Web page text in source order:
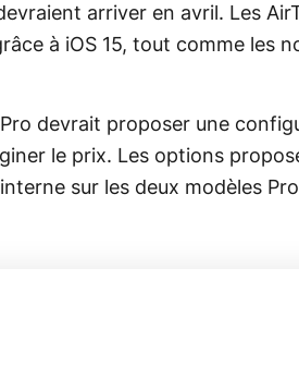
arriver en avril. Les
à iOS 15, tout comme les
devrait proposer une
le prix. Les options
sur les deux modèles